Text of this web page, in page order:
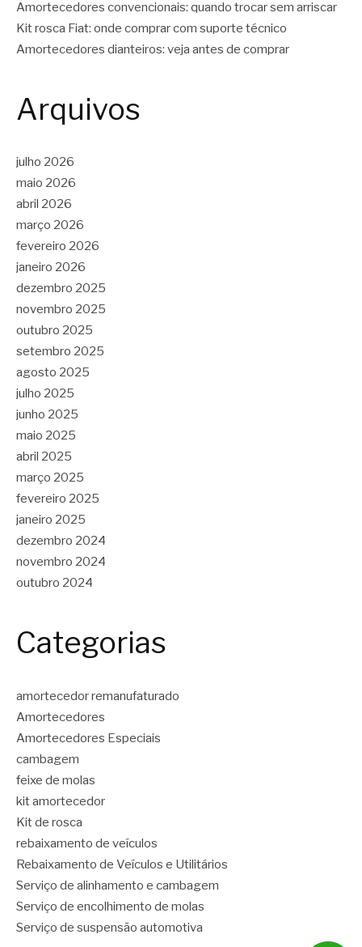
Amortecedores convencionais: quando trocar sem arriscar
Kit rosca Fiat: onde comprar com suporte técnico
Amortecedores dianteiros: veja antes de comprar
Arquivos
julho 2026
maio 2026
abril 2026
março 2026
fevereiro 2026
janeiro 2026
dezembro 2025
novembro 2025
outubro 2025
setembro 2025
agosto 2025
julho 2025
junho 2025
maio 2025
abril 2025
março 2025
fevereiro 2025
janeiro 2025
dezembro 2024
novembro 2024
outubro 2024
Categorias
amortecedor remanufaturado
Amortecedores
Amortecedores Especiais
cambagem
feixe de molas
kit amortecedor
Kit de rosca
rebaixamento de veículos
Rebaixamento de Veículos e Utilitários
Serviço de alinhamento e cambagem
Serviço de encolhimento de molas
Serviço de suspensão automotiva